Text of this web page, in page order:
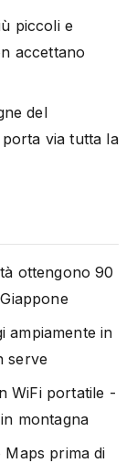
piccoli e
accettano
del
via tutta la
ottengono 90
ampiamente in
serve
WiFi portatile -
montagna
Maps prima di